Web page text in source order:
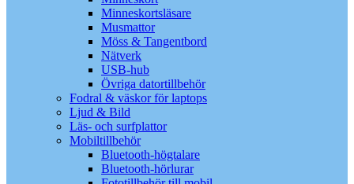
Minneskortsläsare
Musmattor
Möss & Tangentbord
Nätverk
USB-hub
Övriga datortillbehör
Fodral & väskor för laptops
Ljud & Bild
Läs- och surfplattor
Mobiltillbehör
Bluetooth-högtalare
Bluetooth-hörlurar